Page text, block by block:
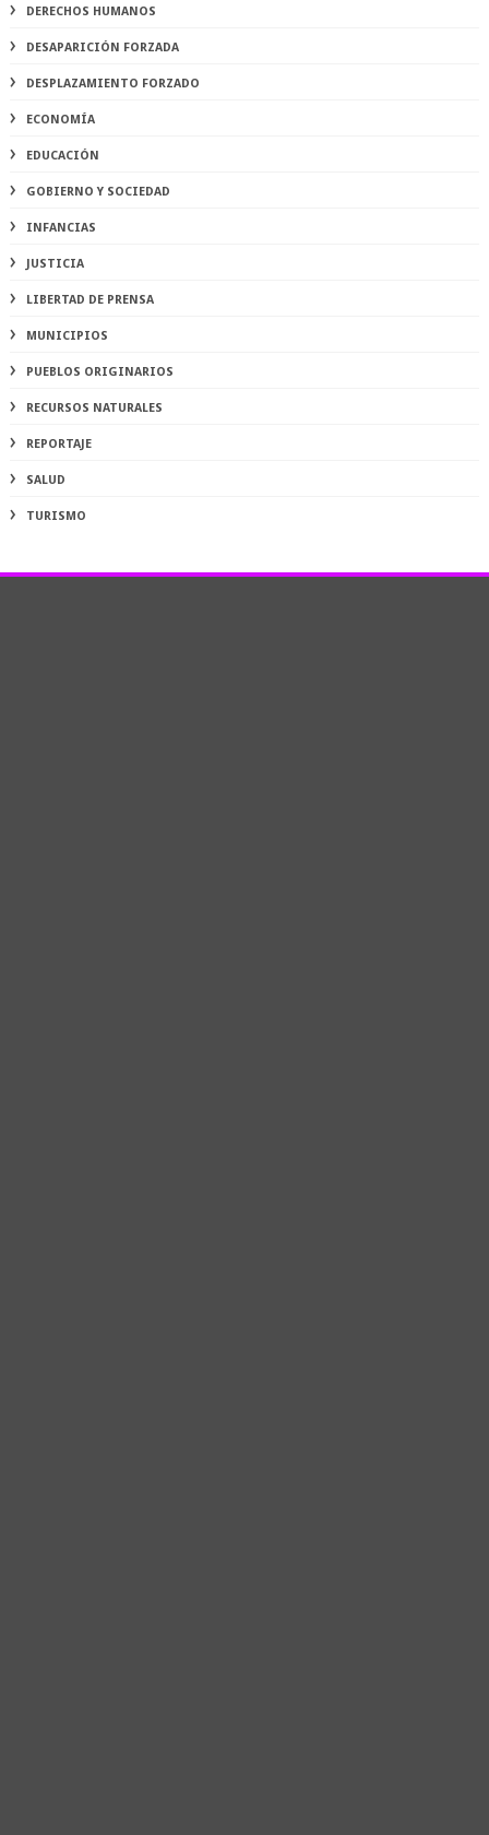
DERECHOS HUMANOS
DESAPARICIÓN FORZADA
DESPLAZAMIENTO FORZADO
ECONOMÍA
EDUCACIÓN
GOBIERNO Y SOCIEDAD
INFANCIAS
JUSTICIA
LIBERTAD DE PRENSA
MUNICIPIOS
PUEBLOS ORIGINARIOS
RECURSOS NATURALES
REPORTAJE
SALUD
TURISMO